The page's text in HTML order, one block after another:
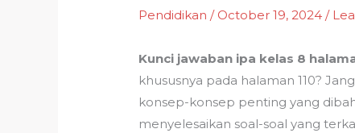
Pendidikan / October 19, 2024/
Kunci jawaban ipa kelas 8
khususnya pada halaman 110?
konsep-konsep penting yang
menyelesaikan soal-soal yang